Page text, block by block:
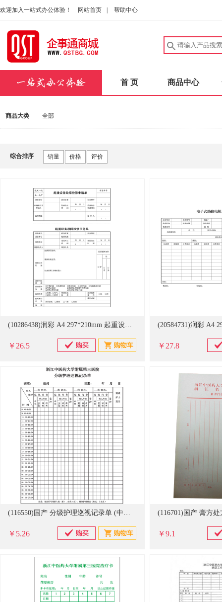
欢迎加入一站式办公体验！ 网站首页 帮助中心
首 页 商品中心
商品大类 全部
综合排序 销量 价格 评价
(10286438)润彩 A4 297*210mm 起重设备故障检修申请单 黑色(单位：本)
￥26.5 ￥27.8
(116550)国产 分级护理巡视记录单 (中山)(单位：本)
￥5.26 ￥9.1